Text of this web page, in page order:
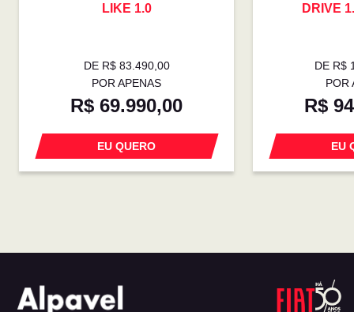
LIKE 1.0
DE R$ 83.490,00
POR APENAS
R$ 69.990,00
EU QUERO
DRIVE
DE R$
POR
R$
EU